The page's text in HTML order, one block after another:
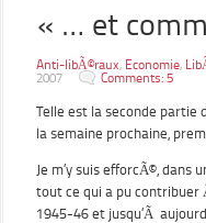
« … et
Anti-libÃ©raux, Economie,
2007
Comments: 5
Telle est la seconde partie
la semaine prochaine,
Je m’y suis efforcÃ©, dans
tout ce qui a pu contribuer
1945-46 et jusqu’Ã